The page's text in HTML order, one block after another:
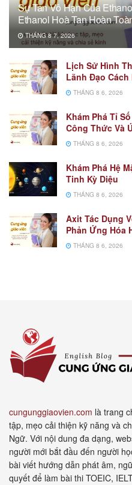
Sự Tan Vô Hạn Của
Ethanol Hoà Tan Hoàn
THÁNG 8 7, 2026
Lịch Sử Hình
Lãnh Đạo Cách
THÁNG 8 6, 2026
Khám Phá Tỉ
Công Thức Và
THÁNG 8 6, 2026
Khám Phá Hệ
Tinh Kỳ Diệu
THÁNG 8 6, 2026
Axit Tác Dụng
Phản Ứng Hóa
THÁNG 8 6, 2026
cungunggiaovien.com là trang
tập, mẹo cải thiện kỹ năng và
Ngữ. Với nội dung đa dạng,
người mới bắt đầu đến người
bài viết hướng dẫn phát âm,
quyết để làm bài thi TOEIC,